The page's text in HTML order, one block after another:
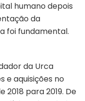
humano depois
da
foi fundamental.
da Urca
e aquisições no
para 2019. De